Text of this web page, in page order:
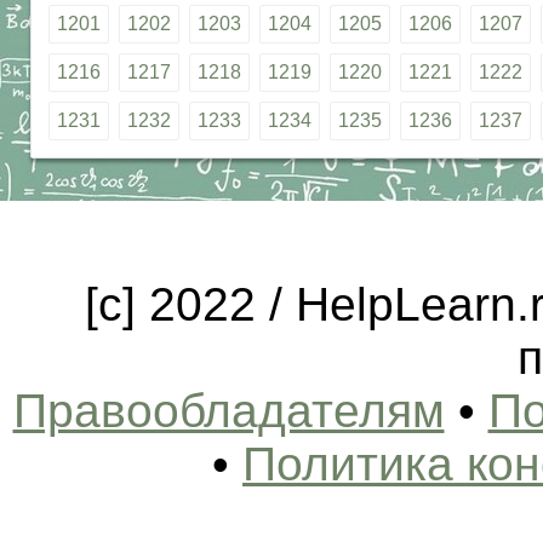
1201 1202 1203 1204 1205 1206 1207
1216 1217 1218 1219 1220 1221 1222
1231 1232 1233 1234 1235 1236 1237
[c] 2022 /
Правообладателям •
• Политика